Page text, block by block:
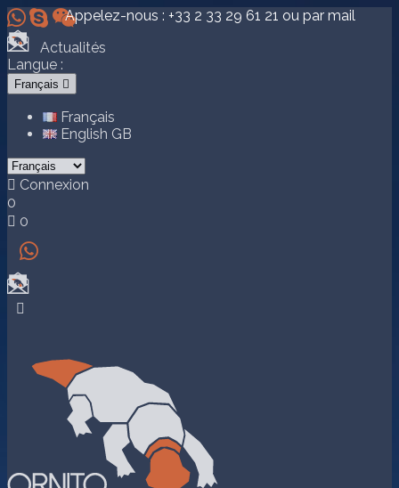
 Appelez-nous : +33 2 33 29 61 21 ou par mail
Actualités
Langue :
Français 
Français
English GB
 Connexion
0
 0

